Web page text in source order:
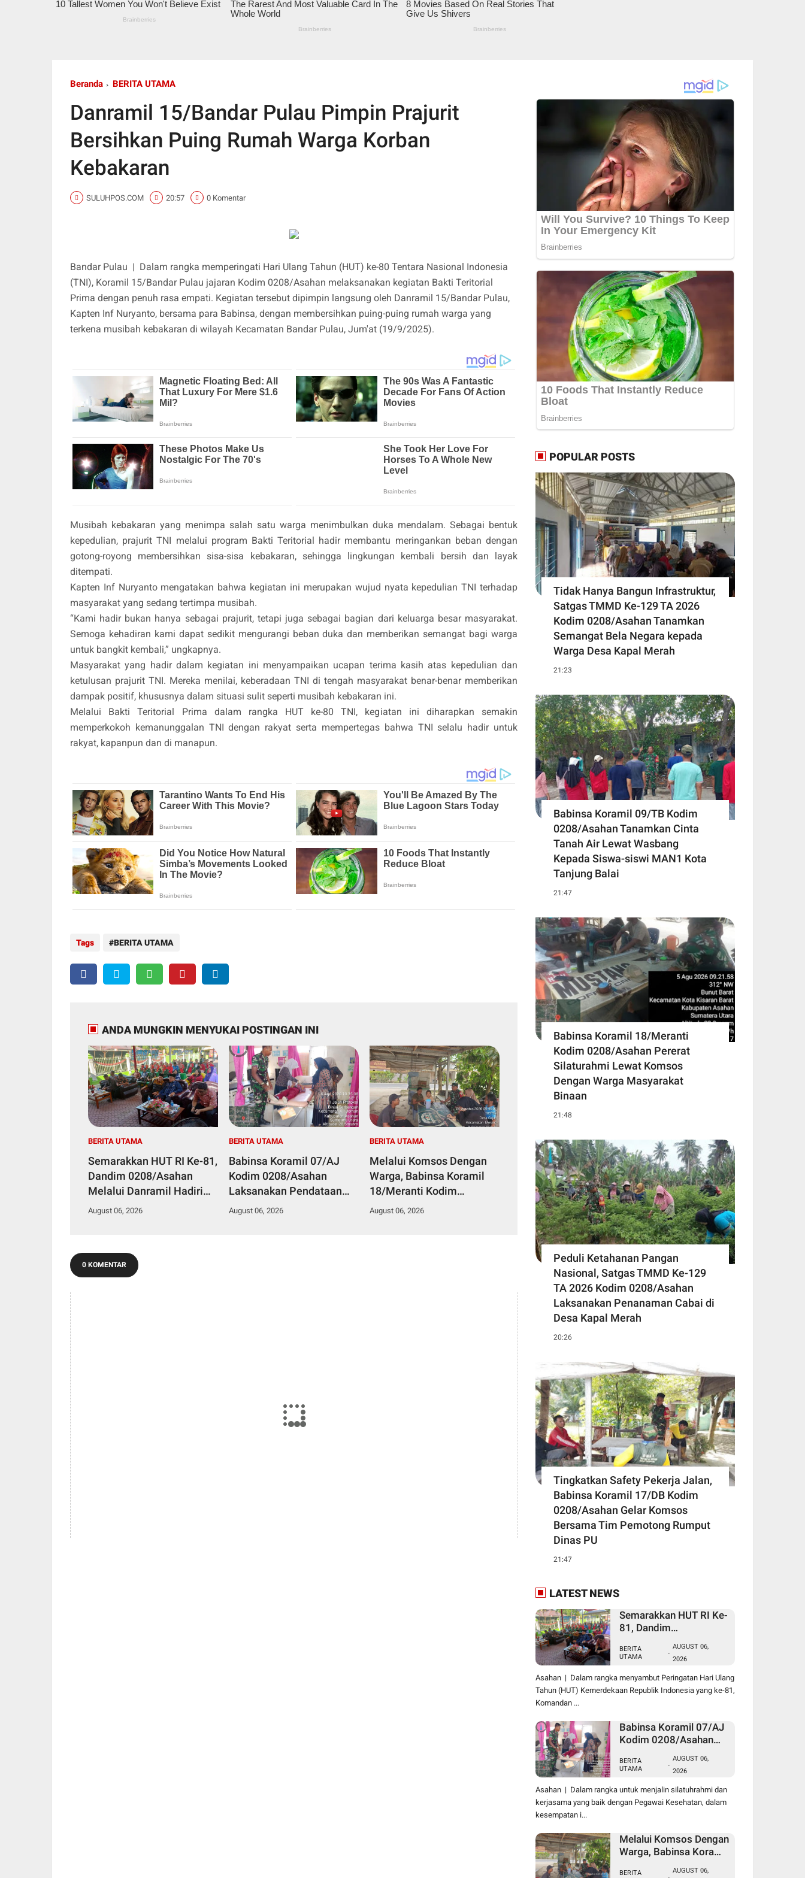
Beranda BERITA UTAMA
Danramil 15/Bandar Pulau Pimpin Prajurit
Bersihkan Puing Rumah Warga Korban
Kebakaran
SULUHPOS.COM 20:57 0 Komentar
Bandar Pulau | Dalam rangka memperingati Hari Ulang Tahun (HUT) ke-80 Tentara Nasional Indonesia
(TNI), Koramil 15/Bandar Pulau jajaran Kodim 0208/Asahan melaksanakan kegiatan Bakti Teritorial
Prima dengan penuh rasa empati. Kegiatan tersebut dipimpin langsung oleh Danramil 15/Bandar Pulau,
Kapten Inf Nuryanto, bersama para Babinsa, dengan membersihkan puing-puing rumah warga yang
terkena musibah kebakaran di wilayah Kecamatan Bandar Pulau, Jum'at (19/9/2025).
Musibah kebakaran yang menimpa salah satu warga menimbulkan duka mendalam. Sebagai bentuk
kepedulian, prajurit TNI melalui program Bakti Teritorial hadir membantu meringankan beban dengan
gotong-royong membersihkan sisa-sisa kebakaran, sehingga lingkungan kembali bersih dan layak
ditempati.
Kapten Inf Nuryanto mengatakan bahwa kegiatan ini merupakan wujud nyata kepedulian TNI terhadap
masyarakat yang sedang tertimpa musibah.
“Kami hadir bukan hanya sebagai prajurit, tetapi juga sebagai bagian dari keluarga besar masyarakat.
Semoga kehadiran kami dapat sedikit mengurangi beban duka dan memberikan semangat bagi warga
untuk bangkit kembali,” ungkapnya.
Masyarakat yang hadir dalam kegiatan ini menyampaikan ucapan terima kasih atas kepedulian dan
ketulusan prajurit TNI. Mereka menilai, keberadaan TNI di tengah masyarakat benar-benar memberikan
dampak positif, khususnya dalam situasi sulit seperti musibah kebakaran ini.
Melalui Bakti Teritorial Prima dalam rangka HUT ke-80 TNI, kegiatan ini diharapkan semakin
memperkokoh kemanunggalan TNI dengan rakyat serta mempertegas bahwa TNI selalu hadir untuk
rakyat, kapanpun dan di manapun.
Tags BERITA UTAMA
ANDA MUNGKIN MENYUKAI POSTINGAN INI
BERITA UTAMA
Semarakkan HUT RI Ke-81,
Dandim 0208/Asahan
Melalui Danramil Hadiri
Aksi Donor Darah di Kantor
August 06, 2026
BERITA UTAMA
Babinsa Koramil 07/AJ
Kodim 0208/Asahan
Laksanakan Pendataan
Stunting Dengan Pegawai
August 06, 2026
BERITA UTAMA
Melalui Komsos Dengan
Warga, Babinsa Koramil
18/Meranti Kodim
0208/Asahan Himbau
August 06, 2026
0 KOMENTAR
POPULAR POSTS
Tidak Hanya Bangun Infrastruktur,
Satgas TMMD Ke-129 TA 2026
Kodim 0208/Asahan Tanamkan
Semangat Bela Negara kepada
Warga Desa Kapal Merah
21:23
Babinsa Koramil 09/TB Kodim
0208/Asahan Tanamkan Cinta
Tanah Air Lewat Wasbang
Kepada Siswa-siswi MAN1 Kota
Tanjung Balai
21:47
Babinsa Koramil 18/Meranti
Kodim 0208/Asahan Pererat
Silaturahmi Lewat Komsos
Dengan Warga Masyarakat
Binaan
21:48
Peduli Ketahanan Pangan
Nasional, Satgas TMMD Ke-129
TA 2026 Kodim 0208/Asahan
Laksanakan Penanaman Cabai di
Desa Kapal Merah
20:26
Tingkatkan Safety Pekerja Jalan,
Babinsa Koramil 17/DB Kodim
0208/Asahan Gelar Komsos
Bersama Tim Pemotong Rumput
Dinas PU
21:47
LATEST NEWS
Semarakkan HUT RI Ke-
81, Dandim
Danramil Hadiri Aksi
Donor Darah di Kantor
Kemenag Asahan
BERITA
UTAMA
-
AUGUST 06,
2026
Asahan | Dalam rangka menyambut Peringatan Hari Ulang
Tahun (HUT) Kemerdekaan Republik Indonesia yang ke-81,
Komandan ...
Babinsa Koramil 07/AJ
Kodim 0208/Asahan
Stunting Dengan
Pegawai Kesehatan Di
Puskesmas
BERITA
UTAMA
-
AUGUST 06,
2026
Asahan | Dalam rangka untuk menjalin silatuhrahmi dan
kerjasama yang baik dengan Pegawai Kesehatan, dalam
kesempatan i...
Melalui Komsos Dengan
Warga, Babinsa Koramil
BERITA
AUGUST 06,